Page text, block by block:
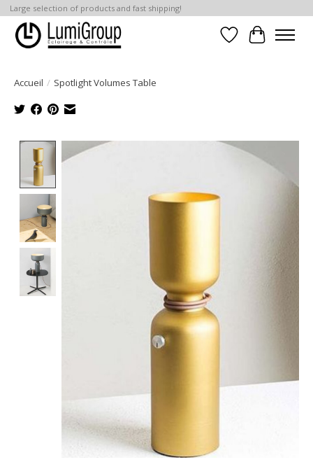
Large selection of products and fast shipping!
Liste dePanier
Accueil / Spotlight Volumes Table
Product image slideshow Items